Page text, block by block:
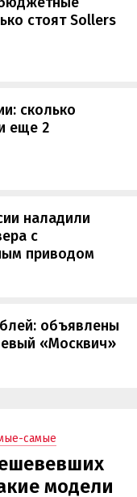
стоят Sollers
сколько
еще 2
наладили
с
приводом
объявлены
«Москвич»
самые
модели